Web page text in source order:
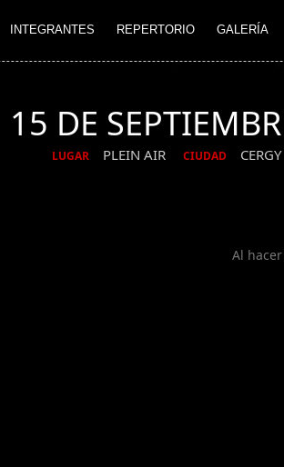
INTEGRANTES REPERTORIO GALERÍA
15 DE
LUGAR PLEIN AIR CIUDAD CERGY
Al